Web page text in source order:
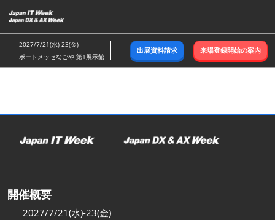
キ
ッ
し
む
2027/7/21(水)-23(金)
ポートメッセなごや 第1展示館
出展資料請求 来場登録開始の案内
開催概要
2027/7/21(水)-23(金)